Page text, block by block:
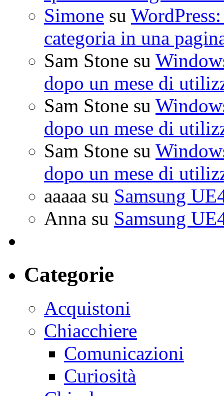
Simone su
categoria in una
Sam Stone su
dopo un mese di
Sam Stone su
dopo un mese di
Sam Stone su
dopo un mese di
aaaaa su Samsung
Anna su Samsung
Categorie
Acquistoni
Chiacchiere
Comunicazioni
Curiosità